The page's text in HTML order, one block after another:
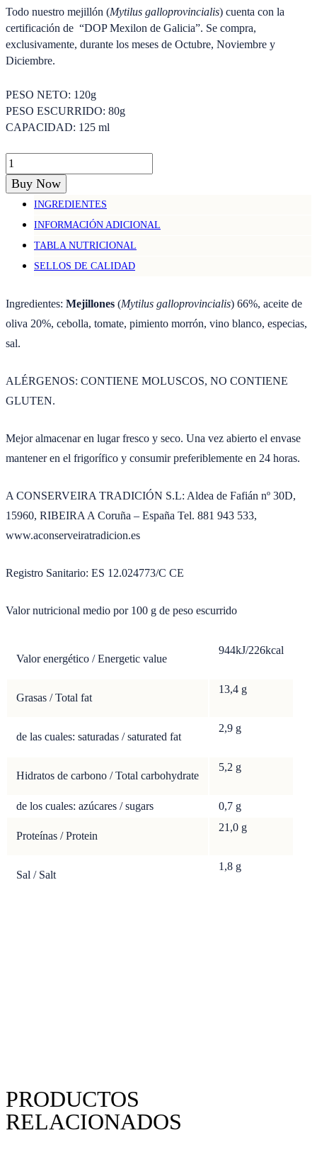
Todo nuestro mejillón (Mytilus galloprovincialis) cuenta con la
certificación de “DOP Mexilon de Galicia”. Se compra,
exclusivamente, durante los meses de Octubre, Noviembre y
Diciembre.
PESO NETO: 120g
PESO ESCURRIDO: 80g
CAPACIDAD: 125 ml
Mejillones
fritos
salsa
Buy Now
INGREDIENTES
INFORMACIÓN ADICIONAL
TABLA NUTRICIONAL
SELLOS DE CALIDAD
Ingredientes: Mejillones (Mytilus galloprovincialis) 66%, aceite de
oliva 20%, cebolla, tomate, pimiento morrón, vino blanco, especias,
sal.
ALÉRGENOS: CONTIENE MOLUSCOS, NO CONTIENE
GLUTEN.
Mejor almacenar en lugar fresco y seco. Una vez abierto el envase
mantener en el frigorífico y consumir preferiblemente en 24 horas.
A CONSERVEIRA TRADICIÓN S.L: Aldea de Fafián nº 30D,
15960, RIBEIRA A Coruña – España Tel. 881 943 533,
www.aconserveiratradicion.es
Registro Sanitario: ES 12.024773/C CE
Valor nutricional medio por 100 g de peso escurrido
Valor energético / Energetic value
944kJ/226kcal
Grasas / Total fat
13,4g
de las cuales: saturadas / saturated fat
2,9g
Hidratos de carbono / Total carbohydrate
5,2 g
de los cuales: azúcares / sugars 0,7 g
Proteínas / Protein
21,0 g
Sal / Salt
1,8 g
PRODUCTOS
RELACIONADOS